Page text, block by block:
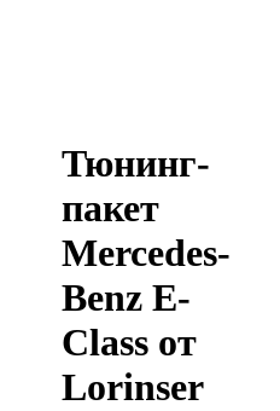
Тюнинг-
пакет
Mercedes-
Benz E-
Class от
Lorinser